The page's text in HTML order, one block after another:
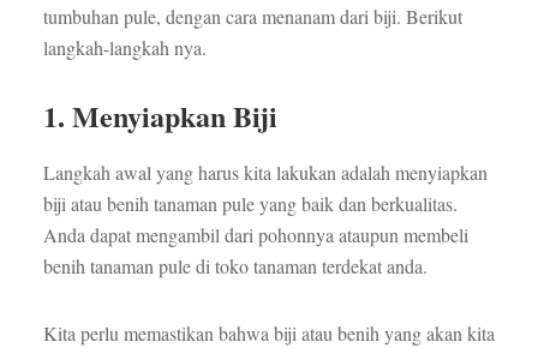
tumbuhan pule, dengan cara menanam dari biji. Berikut
langkah-langkah nya.
1. Menyiapkan Biji
Langkah awal yang harus kita lakukan adalah menyiapkan
biji atau benih tanaman pule yang baik dan berkualitas.
Anda dapat mengambil dari pohonnya ataupun membeli
benih tanaman pule di toko tanaman terdekat anda.
Kita perlu memastikan bahwa biji atau benih yang akan kita